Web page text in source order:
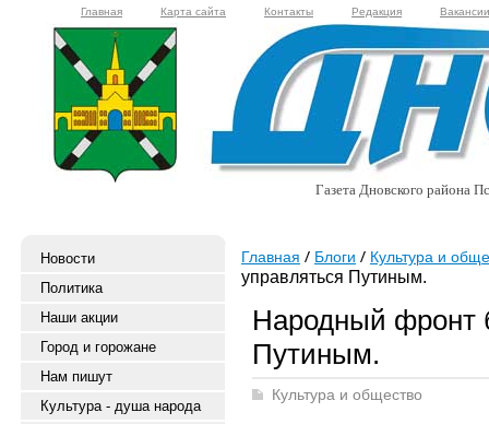
Главная Карта сайта Контакты Редакция Вакансии
Газета Дновского района
Новости
Политика
Наши акции
Город и горожане
Нам пишут
Культура - душа народа
Главная Блоги Культура и
управляться Путиным.
Народный фронт
Путиным.
Культура и общество